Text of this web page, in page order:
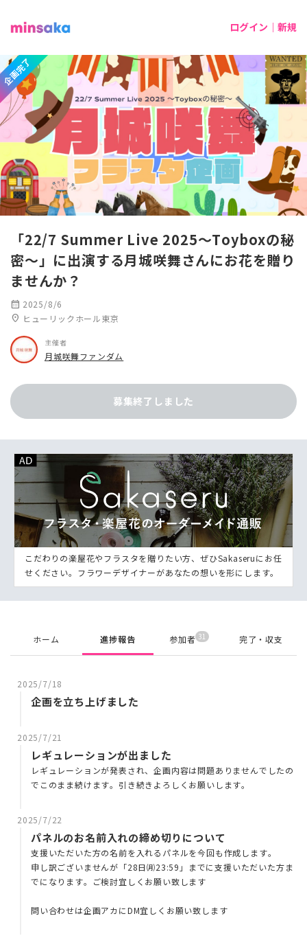
ログイン｜新規
企画完了
「22/7 Summer Live 2025〜Toyboxの秘
密〜」に出演する月城咲舞さんにお花を贈り
ませんか？
calendar_month 2025/8/6
location_on ヒューリックホール東京
主催者
月城咲舞ファンダム
募集終了しました
こだわりの楽屋花やフラスタを贈りたい方、ぜひSakaseruにお任
せください。フラワーデザイナーがあなたの想いを形にします。
ホーム 進捗報告 参加者 31 完了・収支
2025/7/18
企画を立ち上げました
2025/7/21
レギュレーションが出ました
レギュレーションが発表され、企画内容は問題ありませんでしたの
でこのまま続けます。引き続きよろしくお願いします。
2025/7/22
パネルのお名前入れの締め切りについて
支援いただいた方の名前を入れるパネルを今回も作成します。
申し訳ございませんが「28日㈪23:59」までに支援いただいた方ま
でになります。ご検討宜しくお願い致します
問い合わせは企画アカにDM宜しくお願い致します